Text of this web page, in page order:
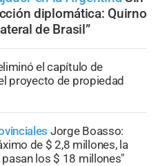
diplomática: Quirno
de Brasil”
el capítulo de
proyecto de propiedad
Jorge Boasso:
de $ 2,8 millones, la
los $ 18 millones"